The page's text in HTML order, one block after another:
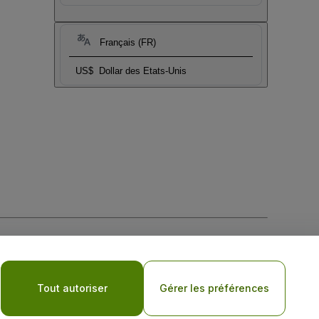
Français (FR)
US$ Dollar des Etats-Unis
de confidentialité pour les appareils mobiles
Tout autoriser Gérer les préférences